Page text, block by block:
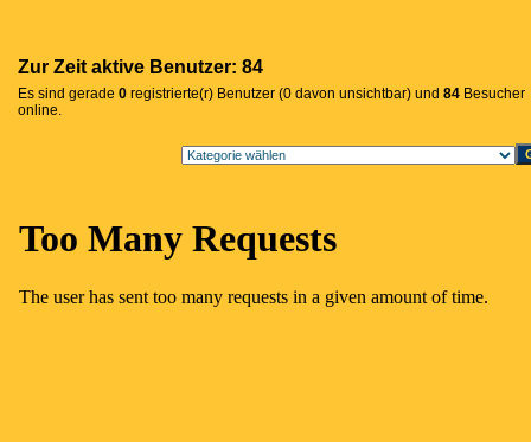
Zur Zeit aktive Benutzer: 84
Es sind gerade 0 registrierte(r) Benutzer (0 davon unsichtbar) und 84 Besucher
online.